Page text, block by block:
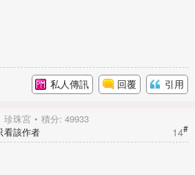
私人傳訊 回覆 引用
珍珠宮 積分: 49933
14#
看該作者